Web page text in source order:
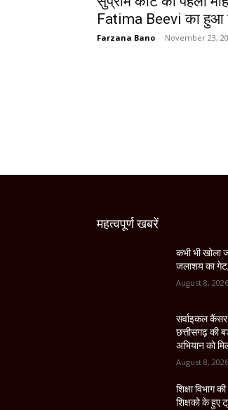
Fatima Beevi का हुआ
Farzana Bano - November 23,
महत्वपूर्ण खबरें
कभी भी खोला
जलाशय का
August 8, 2026
सर्वाइकल कैंसर
छत्तीसगढ़ की
अभियान को
August 8, 2026
शिक्षा विभाग
शिक्षको के हुए